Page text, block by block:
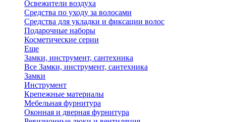
Освежители воздуха
Средства по уходу за волосами
Средства для укладки и фиксации волос
Подарочные наборы
Косметические серии
Еще
Замки, инструмент, сантехника
Все Замки, инструмент, сантехника
Замки
Инструмент
Крепежные материалы
Мебельная фурнитура
Оконная и дверная фурнитура